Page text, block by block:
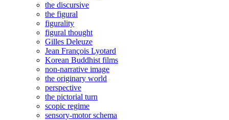
the discursive
the figural
figurality
figural thought
Gilles Deleuze
Jean François Lyotard
Korean Buddhist films
non-narrative image
the originary world
perspective
the pictorial turn
scopic regime
sensory-motor schema